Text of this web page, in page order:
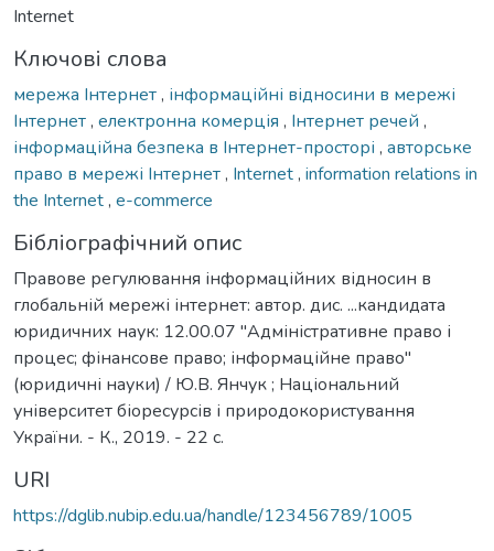
Internet
Ключові слова
мережа Інтернет, інформаційні відносини в мережі
Інтернет, електронна комерція , Інтернет речей ,
інформаційна безпека в Інтернет-просторі , авторське
право в мережі Інтернет, Internet, information relations in
the Internet, e-commerce
Бібліографічний опис
Правове регулювання інформаційних відносин в
глобальній мережі інтернет: автор. дис. ...кандидата
юридичних наук: 12.00.07 "Адміністративне право і
процес; фінансове право; інформаційне право"
(юридичні науки) / Ю.В. Янчук ; Національний
університет біоресурсів і природокористування
України. - К., 2019. - 22 с.
URI
https://dglib.nubip.edu.ua/handle/123456789/1005